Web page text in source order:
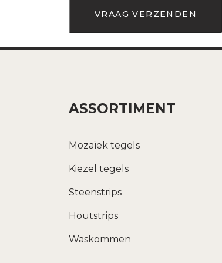
ASSORTIMENT
Mozaïek tegels
Kiezel tegels
Steenstrips
Houtstrips
Waskommen